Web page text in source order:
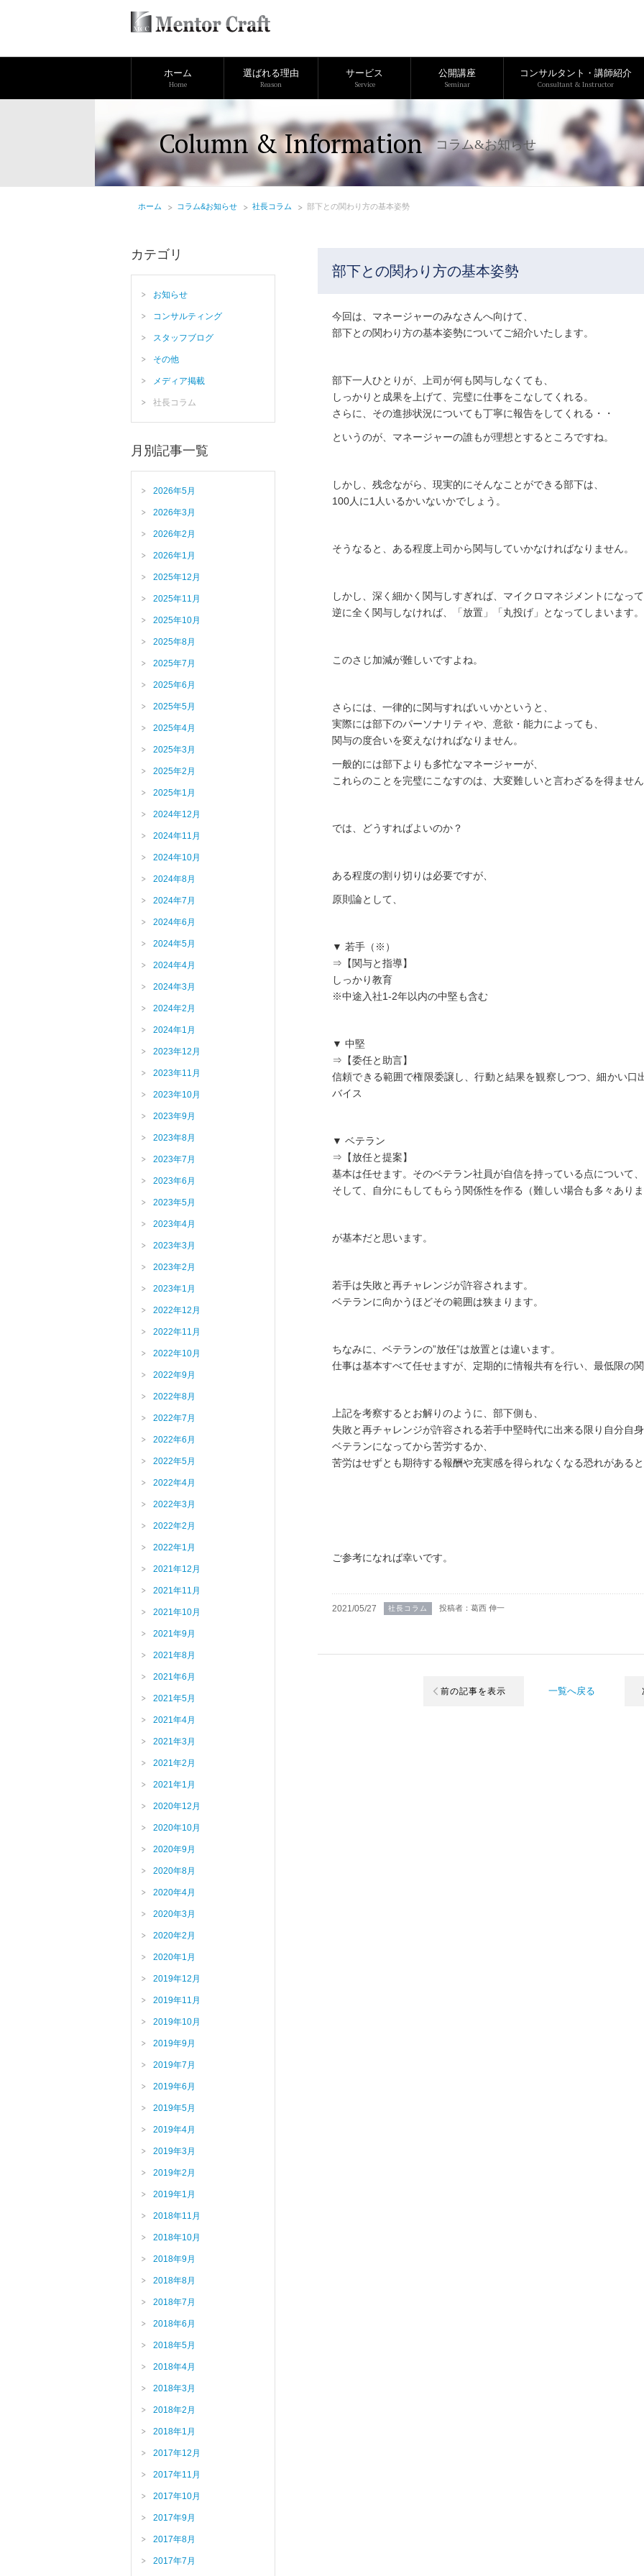
ホーム
Home
選ばれる理由
Reason
サービス
Service
公開講座
Seminar
コンサルタント・講師紹介
Consultant & Instructor
Column & Information コラム&お知らせ
ホーム コラム&お知らせ 社長コラム 部下との関わり方の基本姿勢
部下との関わり方の基本姿勢
今回は、マネージャーのみなさんへ向けて、
部下との関わり方の基本姿勢についてご紹介いたします。
部下一人ひとりが、上司が何も関与しなくても、
しっかりと成果を上げて、完璧に仕事をこなしてくれる。
さらに、その進捗状況についても丁寧に報告をしてくれる・・
というのが、マネージャーの誰もが理想とするところですね。
しかし、残念ながら、現実的にそんなことができる部下は、
100人に1人いるかいないかでしょう。
そうなると、ある程度上司から関与していかなければなりません。
しかし、深く細かく関与しすぎれば、マイクロマネジメントになって
逆に全く関与しなければ、「放置」「丸投げ」となってしまいます。
このさじ加減が難しいですよね。
さらには、一律的に関与すればいいかというと、
実際には部下のパーソナリティや、意欲・能力によっても、
関与の度合いを変えなければなりません。
一般的には部下よりも多忙なマネージャーが、
これらのことを完璧にこなすのは、大変難しいと言わざるを得ません
では、どうすればよいのか？
ある程度の割り切りは必要ですが、
原則論として、
▼ 若手（※）
⇒【関与と指導】
しっかり教育
※中途入社1-2年以内の中堅も含む
▼ 中堅
⇒【委任と助言】
信頼できる範囲で権限委譲し、行動と結果を観察しつつ、細かい口
バイス
▼ ベテラン
⇒【放任と提案】
基本は任せます。そのベテラン社員が自信を持っている点について
そして、自分にもしてもらう関係性を作る（難しい場合も多々あり
が基本だと思います。
若手は失敗と再チャレンジが許容されます。
ベテランに向かうほどその範囲は狭まります。
ちなみに、ベテランの”放任”は放置とは違います。
仕事は基本すべて任せますが、定期的に情報共有を行い、最低限の
上記を考察するとお解りのように、部下側も、
失敗と再チャレンジが許容される若手中堅時代に出来る限り自分自
ベテランになってから苦労するか、
苦労はせずとも期待する報酬や充実感を得られなくなる恐れがあると
ご参考になれば幸いです。
2021/05/27 社長コラム 投稿者：葛西 伸一
前の記事を表示 一覧へ戻る
カテゴリ
お知らせ
コンサルティング
スタッフブログ
その他
メディア掲載
社長コラム
月別記事一覧
2026年5月
2026年3月
2026年2月
2026年1月
2025年12月
2025年11月
2025年10月
2025年8月
2025年7月
2025年6月
2025年5月
2025年4月
2025年3月
2025年2月
2025年1月
2024年12月
2024年11月
2024年10月
2024年8月
2024年7月
2024年6月
2024年5月
2024年4月
2024年3月
2024年2月
2024年1月
2023年12月
2023年11月
2023年10月
2023年9月
2023年8月
2023年7月
2023年6月
2023年5月
2023年4月
2023年3月
2023年2月
2023年1月
2022年12月
2022年11月
2022年10月
2022年9月
2022年8月
2022年7月
2022年6月
2022年5月
2022年4月
2022年3月
2022年2月
2022年1月
2021年12月
2021年11月
2021年10月
2021年9月
2021年8月
2021年6月
2021年5月
2021年4月
2021年3月
2021年2月
2021年1月
2020年12月
2020年10月
2020年9月
2020年8月
2020年4月
2020年3月
2020年2月
2020年1月
2019年12月
2019年11月
2019年10月
2019年9月
2019年7月
2019年6月
2019年5月
2019年4月
2019年3月
2019年2月
2019年1月
2018年11月
2018年10月
2018年9月
2018年8月
2018年7月
2018年6月
2018年5月
2018年4月
2018年3月
2018年2月
2018年1月
2017年12月
2017年11月
2017年10月
2017年9月
2017年8月
2017年7月